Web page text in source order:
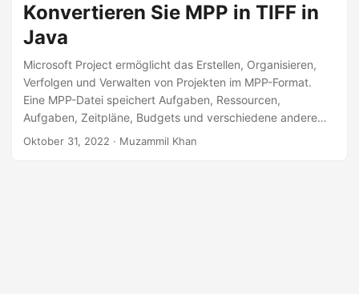
Konvertieren Sie MPP in TIFF in
Java
Microsoft Project ermöglicht das Erstellen, Organisieren,
Verfolgen und Verwalten von Projekten im MPP-Format.
Eine MPP-Datei speichert Aufgaben, Ressourcen,
Aufgaben, Zeitpläne, Budgets und verschiedene andere
projektbezogene Informationen. In diesem Artikel erfahren
Oktober 31, 2022 · Muzammil Khan